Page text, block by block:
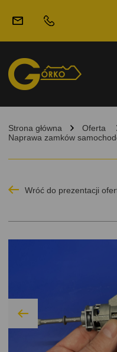
Strona główna Oferta
Naprawa zamków
Wróć do prezentacji